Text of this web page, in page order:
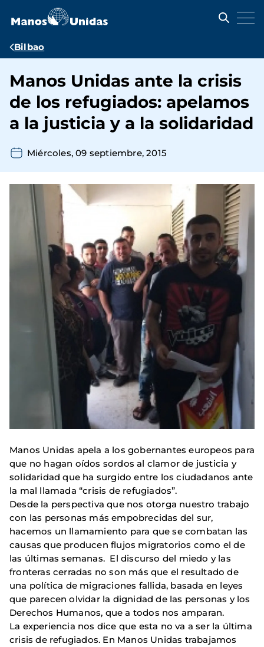
contenido
Ruta
navegación
Bilbao
Manos Unidas ante la crisis
de los refugiados: apelamos
a la justicia y a la solidaridad
Miércoles, 09 septiembre, 2015
Manos Unidas apela a los gobernantes europeos para
que no hagan oídos sordos al clamor de justicia y
solidaridad que ha surgido entre los ciudadanos ante
la mal llamada “crisis de refugiados”.
Desde la perspectiva que nos otorga nuestro trabajo
con las personas más empobrecidas del sur,
hacemos un llamamiento para que se combatan las
causas que producen flujos migratorios como el de
las últimas semanas. El discurso del miedo y las
fronteras cerradas no son más que el resultado de
una política de migraciones fallida, basada en leyes
que parecen olvidar la dignidad de las personas y los
Derechos Humanos, que a todos nos amparan.
La experiencia nos dice que esta no va a ser la última
crisis de refugiados. En Manos Unidas trabajamos